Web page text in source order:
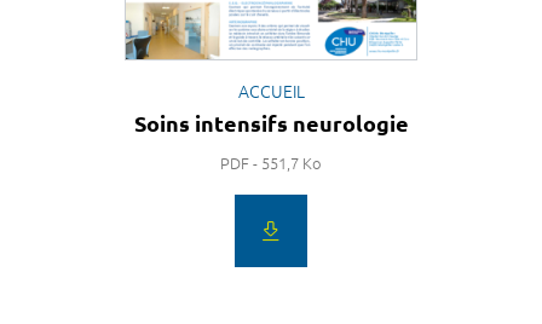
ACCUEIL
Soins intensifs neurologie
PDF - 551,7 Ko